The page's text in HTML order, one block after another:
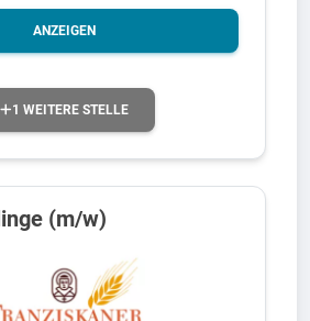
ANZEIGEN
1 WEITERE STELLE
(m/w)